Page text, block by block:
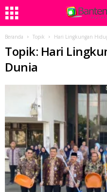
Beranda Topik Hari Lingkungan
Topik: Hari
Dunia